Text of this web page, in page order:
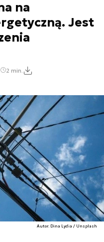
na
Jest
2 min.
Autor. Dina Lydia / Unsplash